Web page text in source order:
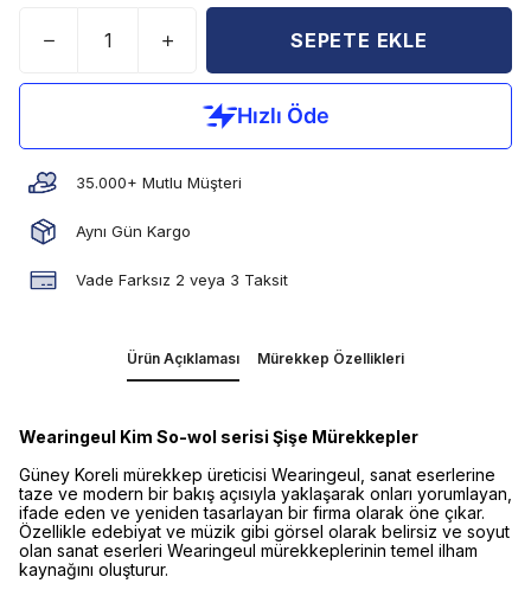
SEPETE EKLE
35.000+ Mutlu Müşteri
Aynı Gün Kargo
Vade Farksız 2 veya 3 Taksit
Ürün Açıklaması Mürekkep Özellikleri
Wearingeul Kim So-wol serisi Şişe Mürekkepler
Güney Koreli mürekkep üreticisi Wearingeul, sanat eserlerine
taze ve modern bir bakış açısıyla yaklaşarak onları yorumlayan,
ifade eden ve yeniden tasarlayan bir firma olarak öne çıkar.
Özellikle edebiyat ve müzik gibi görsel olarak belirsiz ve soyut
olan sanat eserleri Wearingeul mürekkeplerinin temel ilham
kaynağını oluşturur.